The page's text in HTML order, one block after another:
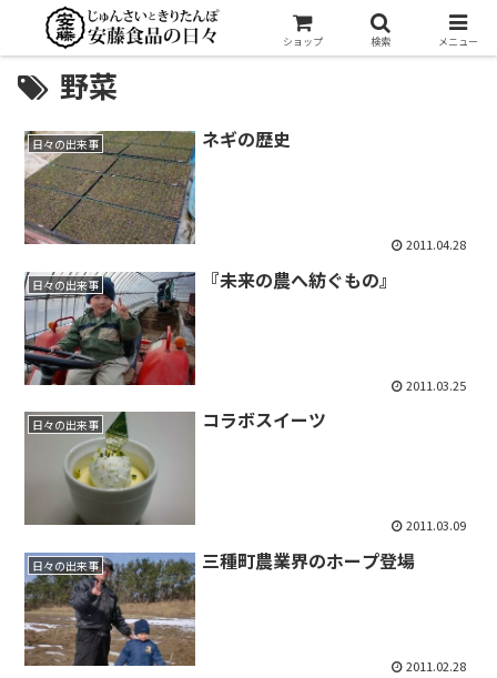
野菜
日々の出来事 ネギの歴史
2011.04.28
日々の出来事 『未来の農へ紡ぐもの』
2011.03.25
日々の出来事 コラボスイーツ
2011.03.09
日々の出来事 三種町農業界のホープ登場
2011.02.28
ショップ 検索 メニュー